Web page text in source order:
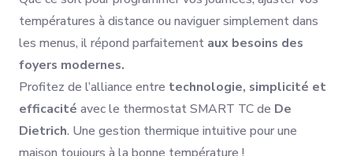
températures à distance ou naviguer simplement dans
les menus, il répond parfaitement aux besoins des
foyers modernes.
Profitez de l’alliance entre technologie, simplicité et
efficacité avec le thermostat SMART TC de De
Dietrich. Une gestion thermique intuitive pour une